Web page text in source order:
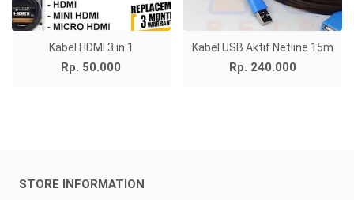
Kabel HDMI 3 in 1
Rp. 50.000
Kabel USB Aktif Netline 15m
Rp. 240.000
STORE INFORMATION